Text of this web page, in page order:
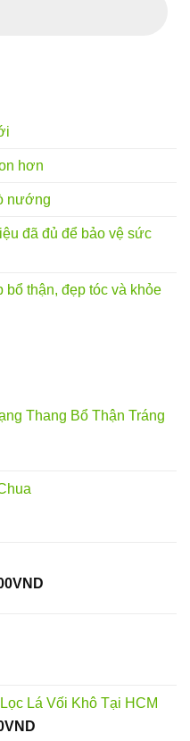
hơn
nướng
đã đủ để bảo vệ sức
thận, đẹp tóc và khỏe
Thang Bổ Thận Tráng
VND
Lá Vối Khô Tại HCM
VND